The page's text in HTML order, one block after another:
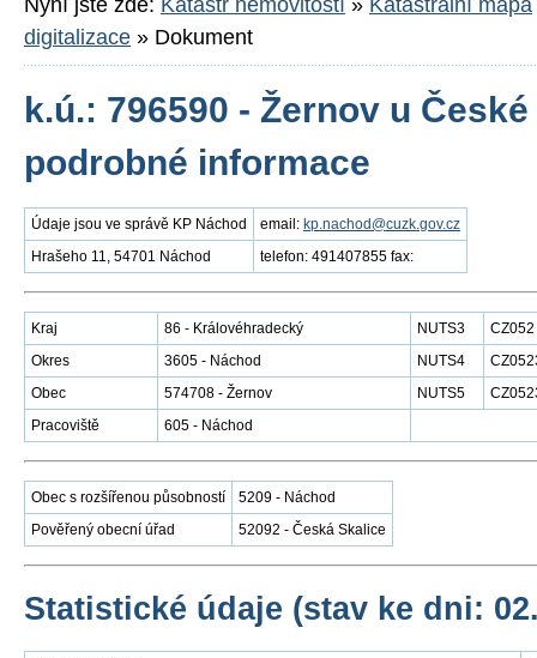
Nyní jste zde: Katastr nemovitostí » Katastrální mapa
digitalizace » Dokument
k.ú.: 796590 - Žernov u
podrobné informace
Údaje jsou ve správě KP Náchod email: kp.nachod@cuzk.gov.cz
Hrašeho 11, 54701 Náchod
telefon: 491407855 fax:
Kraj 86 - Královéhradecký NUTS3
CZ052
Okres
3605 - Náchod NUTS4
Obec
574708 - Žernov NUTS5
Pracoviště
605 - Náchod
Obec s rozšířenou působností
5209 - Náchod
Pověřený obecní úřad
52092 - Česká Skalice
Statistické údaje (stav ke dni: